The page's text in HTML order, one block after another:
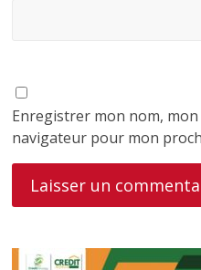
Enregistrer mon nom,
navigateur pour mon